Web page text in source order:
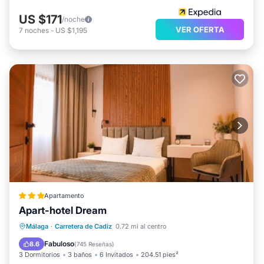
US $171/noche
7 noches - US $1,195 VER OFERTA
Apartamento
Apart-hotel Dream
Málaga · Carretera de Cadiz 0.72 mi al centro
8.6 Fabuloso(745 Reseñas)
3 Dormitorios 3 baños 6 Invitados 204.51 pies²
Balcón/Terraza
Cocina
Aire acondicionado